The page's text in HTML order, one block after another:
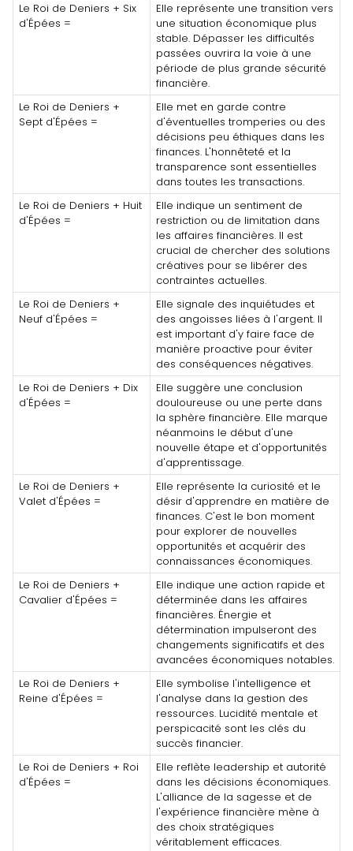
Le Roi de Deniers + Six
d'Épées =
Elle représente une transition vers
une situation économique plus
stable. Dépasser les difficultés
passées ouvrira la voie à une
période de plus grande sécurité
financière.
Le Roi de Deniers +
Sept d'Épées =
Elle met en garde contre
d'éventuelles tromperies ou des
décisions peu éthiques dans les
finances. L'honnêteté et la
transparence sont essentielles
dans toutes les transactions.
Le Roi de Deniers + Huit
d'Épées =
Elle indique un sentiment de
restriction ou de limitation dans
les affaires financières. Il est
crucial de chercher des solutions
créatives pour se libérer des
contraintes actuelles.
Le Roi de Deniers +
Neuf d'Épées =
Elle signale des inquiétudes et
des angoisses liées à l'argent. Il
est important d'y faire face de
manière proactive pour éviter
des conséquences négatives.
Le Roi de Deniers + Dix
d'Épées =
Elle suggère une conclusion
douloureuse ou une perte dans
la sphère financière. Elle marque
néanmoins le début d'une
nouvelle étape et d'opportunités
d'apprentissage.
Le Roi de Deniers +
Valet d'Épées =
Elle représente la curiosité et le
désir d'apprendre en matière de
finances. C'est le bon moment
pour explorer de nouvelles
opportunités et acquérir des
connaissances économiques.
Le Roi de Deniers +
Cavalier d'Épées =
Elle indique une action rapide et
déterminée dans les affaires
financières. Énergie et
détermination impulseront des
changements significatifs et des
avancées économiques notables.
Le Roi de Deniers +
Reine d'Épées =
Elle symbolise l'intelligence et
l'analyse dans la gestion des
ressources. Lucidité mentale et
perspicacité sont les clés du
succès financier.
Le Roi de Deniers + Roi
d'Épées =
Elle reflète leadership et autorité
dans les décisions économiques.
L'alliance de la sagesse et de
l'expérience financière mène à
des choix stratégiques
véritablement efficaces.